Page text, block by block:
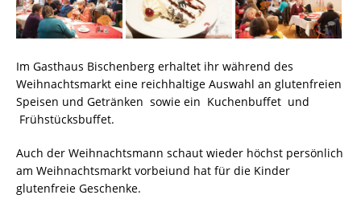
Im Gasthaus Bischenberg erhaltet ihr während des
Weihnachtsmarkt eine reichhaltige Auswahl an glutenfreien
Speisen und Getränken sowie ein Kuchenbuffet und
Frühstücksbuffet.
Auch der Weihnachtsmann schaut wieder höchst persönlich
am Weihnachtsmarkt vorbeiund hat für die Kinder
glutenfreie Geschenke.